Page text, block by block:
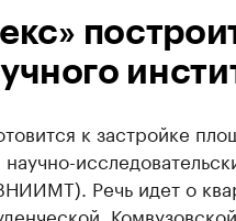
к застройке
Речь идет о